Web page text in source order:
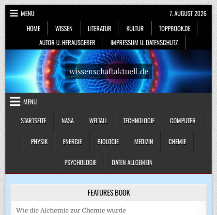
Skip
to
content
MENU
HOME
WISSEN LITERATUR KULTUR
TOPPBOOK.DE
AUTOR U. HERAUSGEBER
IMPRESSUM U. DATENSCHUTZ
7. AUGUST 2026
wissenschaftaktuell.de
MENU
STARTSEITE
NASA WELTALL TECHNOLOGIE COMPUTER
PHYSIK ENERGIE BIOLOGIE MEDIZIN CHEMIE
PSYCHOLOGIE DATEN ALLGEMEIN
FEATURES BOOK
Wie die Alchemie zur Chemie wurde